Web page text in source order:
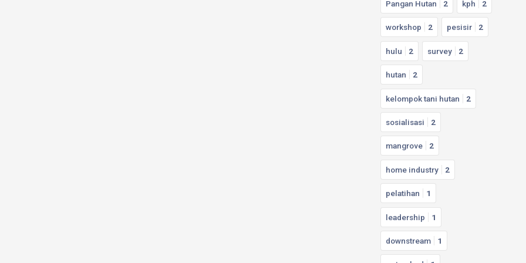
Pangan Hutan 2 kph 2
workshop 2 pesisir 2
hulu 2 survey 2
hutan 2
kelompok tani hutan 2
sosialisasi 2
mangrove 2
home industry 2
pelatihan 1
leadership 1
downstream 1